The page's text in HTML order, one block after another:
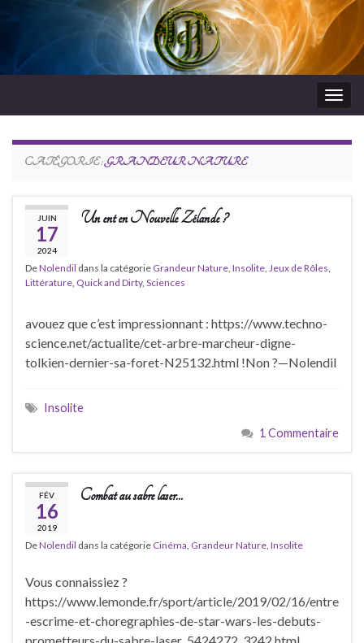
CATÉGORIE :GRANDEUR NATURE
JUIN
17
2024
Un ent en Nouvelle Zélande ?
DeNolendil dans la catégorie Grandeur Nature, Insolite, Jeux de Rôles,
Littérature, Quick and Dirty, Sciences
avouez que c’est impressionnant : https://www.techno-
science.net/actualite/cet-arbre-marcheur-digne-
tolkien-dernier-sa-foret-N25132.html !Non ?—Nolendil
Insolite
1 Commentaire
FÉV
16
2019
Combat au sabre laser…
DeNolendil dans la catégorie Cinéma, Grandeur Nature, Insolite
Vous connaissiez ?
https://www.lemonde.fr/sport/article/2019/02/16/entre
-escrime-et-choregraphies-de-star-wars-les-debuts-